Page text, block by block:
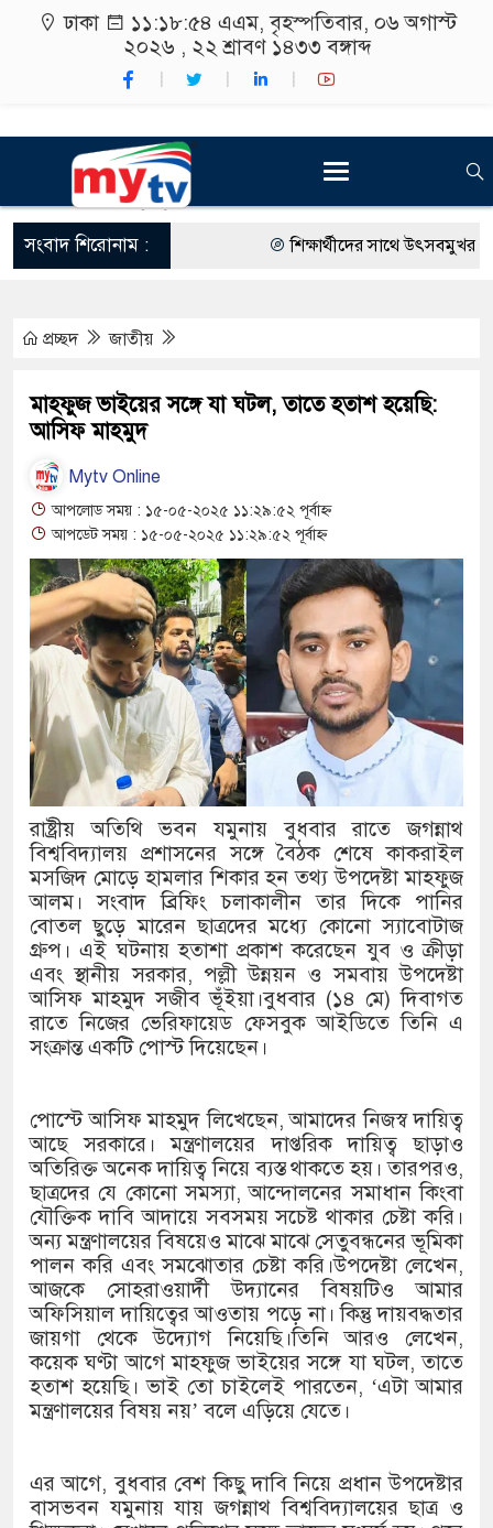
ঢাকা ১১:১৮:৫৫ এএম, বৃহস্পতিবার, ০৬ অগাস্ট
২০২৬ , ২২ শ্রাবণ ১৪৩৩ বঙ্গাব্দ
সংবাদ শিরোনাম : শিক্ষার্থীদের সাথে উৎসবমুখর
রং ফর্সাকারী ৮ ব্র্যান্ডের ক্রিমে
আলাল
‘গুলশানের চামেলি’তে ভিন্ন
যৌনকর্মীর দালাল চরিত্রে
সারজিস-পাটোয়ারীসহ ১০ জনের
গুলশান থেকে সাবেক মন্ত্রী লতিফ
‘স্কুটি নাকি গোল্ড?’
এর ফ্রিডম ব্র্যান্ড, বাড়ল ক্যাম্পেইনের
সংবিধান অনুযায়ী যথাসময়ে
১৫২২ পুলিশ সদস্যকে চাকরিতে
খিলক্ষেত থানা বিএনপির যুগ্ম
দেশের ৬ অঞ্চলে ঝড়ের আভাস
সার্ককে আরও গতিশীল করতে চায়
প্রধানমন্ত্রীর সঙ্গে নবনিযুক্ত
হামের উপসর্গে আরও ৬ প্রাণহানি,
অবশেষে পদত্যাগ করলেন ভারতের
জামায়াত ফেরেশতাদের দল নয়,
মতিঝিলে মেট্রোরেলের নিচে
‘রাষ্ট্রপতি হিসেবে মির্জা ফখরুল
প্রচ্ছদ জাতীয়
মাহফুজ ভাইয়ের সঙ্গে যা ঘটল, তাতে হতাশ হয়েছি:
আসিফ মাহমুদ
Mytv Online
আপলোড সময় : ১৫-০৫-২০২৫ ১১:২৯:৫২ পূর্বাহ্ন
আপডেট সময় : ১৫-০৫-২০২৫ ১১:২৯:৫২ পূর্বাহ্ন
রাষ্ট্রীয় অতিথি ভবন যমুনায় বুধবার রাতে জগন্নাথ
বিশ্ববিদ্যালয় প্রশাসনের সঙ্গে বৈঠক শেষে কাকরাইল
মসজিদ মোড়ে হামলার শিকার হন তথ্য উপদেষ্টা মাহফুজ
আলম। সংবাদ ব্রিফিং চলাকালীন তার দিকে পানির
বোতল ছুড়ে মারেন ছাত্রদের মধ্যে কোনো স্যাবোটাজ
গ্রুপ। এই ঘটনায় হতাশা প্রকাশ করেছেন যুব ও ক্রীড়া
এবং স্থানীয় সরকার, পল্লী উন্নয়ন ও সমবায় উপদেষ্টা
আসিফ মাহমুদ সজীব ভূঁইয়া।বুধবার (১৪ মে) দিবাগত
রাতে নিজের ভেরিফায়েড ফেসবুক আইডিতে তিনি এ
সংক্রান্ত একটি পোস্ট দিয়েছেন।
পোস্টে আসিফ মাহমুদ লিখেছেন, আমাদের নিজস্ব দায়িত্ব
আছে সরকারে। মন্ত্রণালয়ের দাপ্তরিক দায়িত্ব ছাড়াও
অতিরিক্ত অনেক দায়িত্ব নিয়ে ব্যস্ত থাকতে হয়। তারপরও,
ছাত্রদের যে কোনো সমস্যা, আন্দোলনের সমাধান কিংবা
যৌক্তিক দাবি আদায়ে সবসময় সচেষ্ট থাকার চেষ্টা করি।
অন্য মন্ত্রণালয়ের বিষয়েও মাঝে মাঝে সেতুবন্ধনের ভূমিকা
পালন করি এবং সমঝোতার চেষ্টা করি।উপদেষ্টা লেখেন,
আজকে সোহরাওয়ার্দী উদ্যানের বিষয়টিও আমার
অফিসিয়াল দায়িত্বের আওতায় পড়ে না। কিন্তু দায়বদ্ধতার
জায়গা থেকে উদ্যোগ নিয়েছি।তিনি আরও লেখেন,
কয়েক ঘণ্টা আগে মাহফুজ ভাইয়ের সঙ্গে যা ঘটল, তাতে
হতাশ হয়েছি। ভাই তো চাইলেই পারতেন, ‘এটা আমার
মন্ত্রণালয়ের বিষয় নয়’ বলে এড়িয়ে যেতে।
এর আগে, বুধবার বেশ কিছু দাবি নিয়ে প্রধান উপদেষ্টার
বাসভবন যমুনায় যায় জগন্নাথ বিশ্ববিদ্যালয়ের ছাত্র ও